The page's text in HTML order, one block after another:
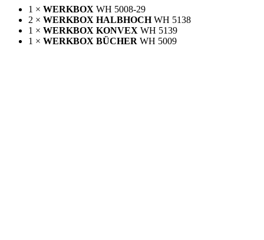
1 × WERKBOX WH 5008-29
2 × WERKBOX HALBHOCHWH 5138
1 × WERKBOX KONVEX WH 5139
1 × WERKBOX BÜCHER WH 5009